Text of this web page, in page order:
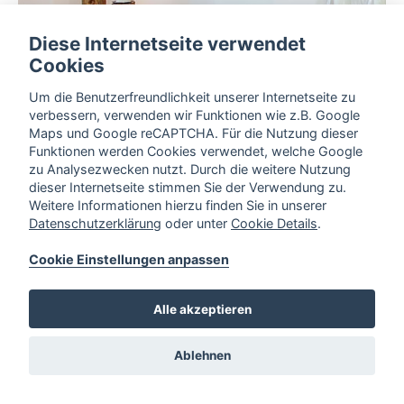
49191 Belm
Diese Internetseite verwendet
Cookies
Um die Benutzerfreundlichkeit unserer Internetseite zu
verbessern, verwenden wir Funktionen wie z.B. Google
Maps und Google reCAPTCHA. Für die Nutzung dieser
Funktionen werden Cookies verwendet, welche Google
zu Analysezwecken nutzt. Durch die weitere Nutzung
dieser Internetseite stimmen Sie der Verwendung zu.
Weitere Informationen hierzu finden Sie in unserer
Datenschutzerklärung oder unter Cookie Details.
Cookie Einstellungen anpassen
Alle akzeptieren
Ablehnen